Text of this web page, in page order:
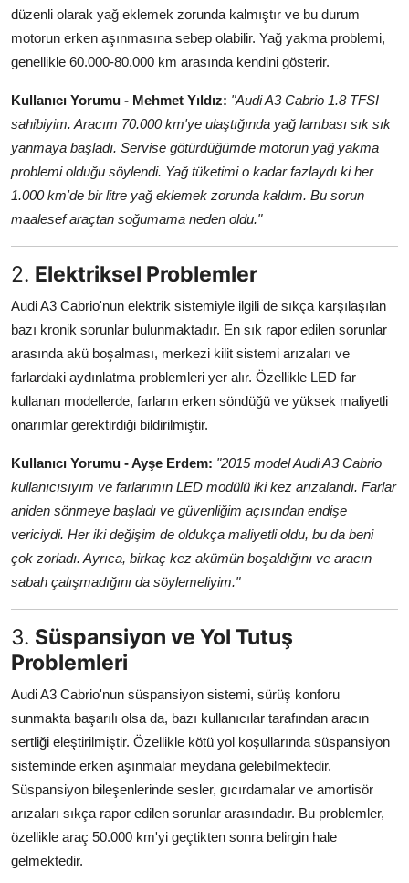
Aydınlatma & Görüş
Şanzıman & Aktarma
Dizel Sistemler
Multimedya & Elektronik
düzenli olarak yağ eklemek zorunda kalmıştır ve bu durum
motorun erken aşınmasına sebep olabilir. Yağ yakma problemi,
genellikle 60.000-80.000 km arasında kendini gösterir.
Kullanıcı Yorumu - Mehmet Yıldız: "Audi A3 Cabrio 1.8 TFSI
sahibiyim. Aracım 70.000 km'ye ulaştığında yağ lambası sık sık
yanmaya başladı. Servise götürdüğümde motorun yağ yakma
problemi olduğu söylendi. Yağ tüketimi o kadar fazlaydı ki her
1.000 km'de bir litre yağ eklemek zorunda kaldım. Bu sorun
maalesef araçtan soğumama neden oldu."
2. Elektriksel Problemler
Audi A3 Cabrio'nun elektrik sistemiyle ilgili de sıkça karşılaşılan
bazı kronik sorunlar bulunmaktadır. En sık rapor edilen sorunlar
arasında akü boşalması, merkezi kilit sistemi arızaları ve
farlardaki aydınlatma problemleri yer alır. Özellikle LED far
kullanan modellerde, farların erken söndüğü ve yüksek maliyetli
onarımlar gerektirdiği bildirilmiştir.
Kullanıcı Yorumu - Ayşe Erdem: "2015 model Audi A3 Cabrio
kullanıcısıyım ve farlarımın LED modülü iki kez arızalandı. Farlar
aniden sönmeye başladı ve güvenliğim açısından endişe
vericiydi. Her iki değişim de oldukça maliyetli oldu, bu da beni
çok zorladı. Ayrıca, birkaç kez akümün boşaldığını ve aracın
sabah çalışmadığını da söylemeliyim."
3. Süspansiyon ve Yol Tutuş
Problemleri
Audi A3 Cabrio'nun süspansiyon sistemi, sürüş konforu
sunmakta başarılı olsa da, bazı kullanıcılar tarafından aracın
sertliği eleştirilmiştir. Özellikle kötü yol koşullarında süspansiyon
sisteminde erken aşınmalar meydana gelebilmektedir.
Süspansiyon bileşenlerinde sesler, gıcırdamalar ve amortisör
arızaları sıkça rapor edilen sorunlar arasındadır. Bu problemler,
özellikle araç 50.000 km'yi geçtikten sonra belirgin hale
gelmektedir.